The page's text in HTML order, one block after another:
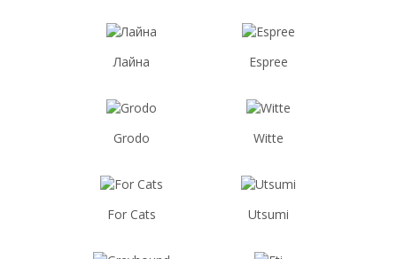
Лайна Espree
Grodo Witte
For Cats Utsumi